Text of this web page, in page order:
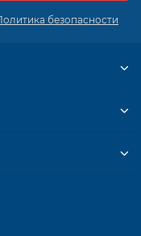
безопасности